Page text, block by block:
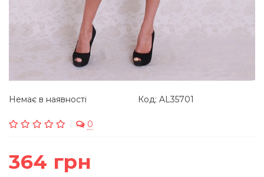
Немає в наявності Код: AL35701
0
364 грн